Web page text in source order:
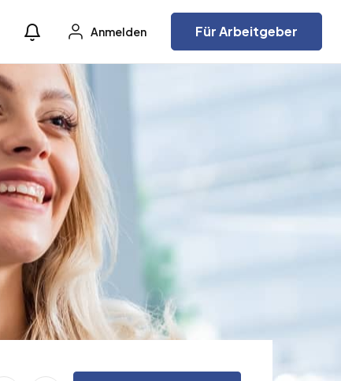
Anmelden Für Arbeitgeber